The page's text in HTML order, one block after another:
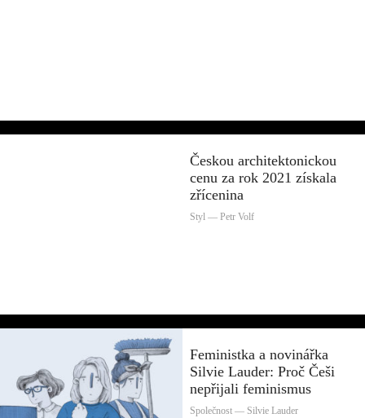
Českou architektonickou
cenu za rok 2021 získala
zřícenina
Styl — Petr Volf
Feministka a novinářka
Silvie Lauder: Proč Češi
nepřijali feminismus
Společnost — Silvie Lauder